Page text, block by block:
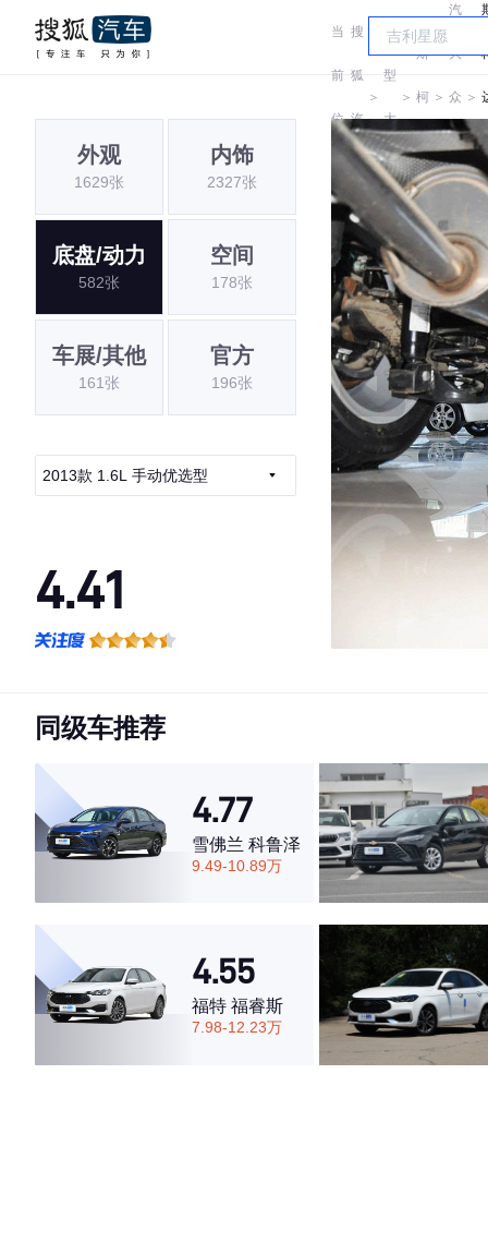
当
前
位
置:
搜
狐
汽
车
＞
车
型
大
全
＞
斯
柯 ＞
汽
大
众
斯
柯
达
＞
外观
1629张
内饰
2327张
底盘/动力
582张
空间
178张
车展/其他
161张
官方
196张
2013款 1.6L 手动优选型
4.41
·空间表现一般，低于57%同级车
同级车推荐
4.77
雪佛兰 科鲁泽
9.49-10.89万
4.55
福特 福睿斯
7.98-12.23万